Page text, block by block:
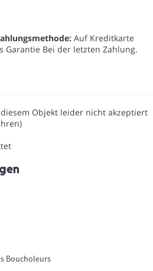
Auf Kreditkarte
Garantie Bei der letzten Zahlung.
Objekt leider nicht akzeptiert
Boucholeurs